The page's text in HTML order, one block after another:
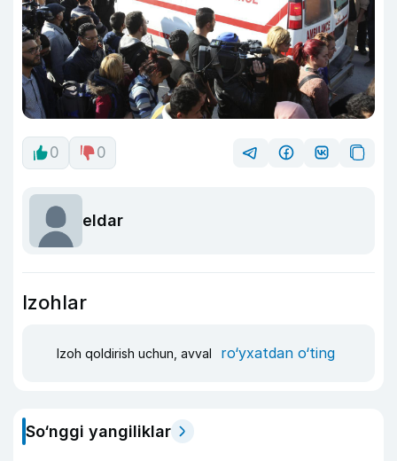
0 0
eldar
Izohlar
Izoh qoldirish uchun, avval ro‘yxatdan o‘ting
So‘nggi yangiliklar